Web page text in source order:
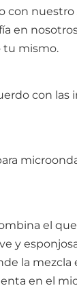
con nuestro
en
tu mismo.
con
el
y
la
en el